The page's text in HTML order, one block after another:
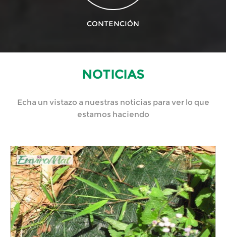
CONTENCIÓN
NOTICIAS
Echa un vistazo a nuestras noticias para ver lo que
estamos haciendo